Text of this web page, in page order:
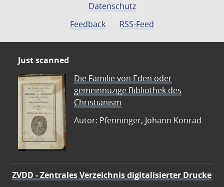
Datenschutz
Feedback
RSS-Feed
Just scanned
Die Familie von Eden oder
gemeinnüzige Bibliothek des
Christianism
Autor: Pfenninger, Johann Konrad
ZVDD - Zentrales Verzeichnis digitalisierter Drucke